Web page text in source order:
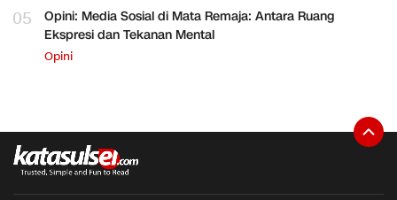
05
Opini: Media Sosial di Mata Remaja: Antara Ruang
Ekspresi dan Tekanan Mental
Opini